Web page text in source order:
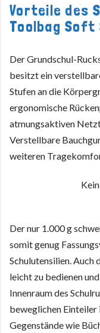
Vorteile des
Toolbag Soft
Der Grundschul-
besitzt ein
Stufen an die
ergonomische
atmungsaktiven
Verstellbare
weiteren
Der nur 1.000 g
somit genug
Schulutensilien. Auch
leicht zu bedienen
Innenraum des
beweglichen Einteiler
Gegenstände wie